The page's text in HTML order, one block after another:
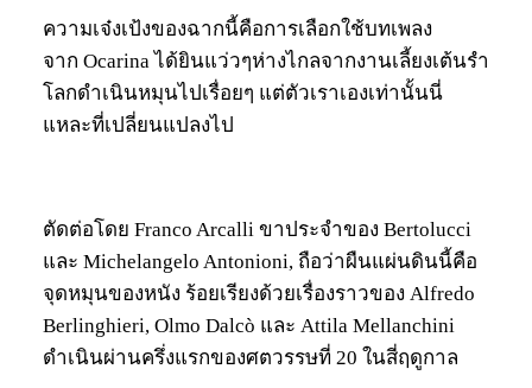
ความเจ๋งเป้งของฉากนี้คือการเลือกใช้บทเพลง
จาก Ocarina ได้ยินแว่วๆห่างไกลจากงานเลี้ยงเต้นรำ
โลกดำเนินหมุนไปเรื่อยๆ แต่ตัวเราเองเท่านั้นนี่
แหละที่เปลี่ยนแปลงไป
ตัดต่อโดย Franco Arcalli ขาประจำของ Bertolucci
และ Michelangelo Antonioni, ถือว่าผืนแผ่นดินนี้คือ
จุดหมุนของหนัง ร้อยเรียงด้วยเรื่องราวของ Alfredo
Berlinghieri, Olmo Dalcò และ Attila Mellanchini
ดำเนินผ่านครึ่งแรกของศตวรรษที่ 20 ในสี่ฤดูกาล